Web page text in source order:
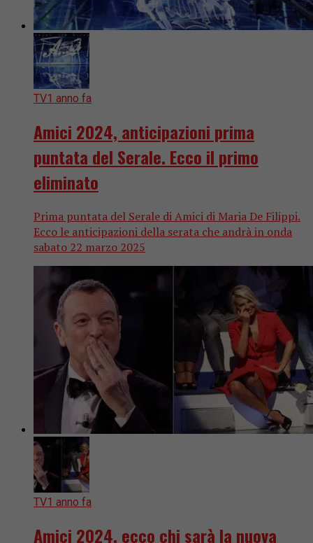
TV1 anno fa
Amici 2024, anticipazioni prima
puntata del Serale. Ecco il primo
eliminato
Prima puntata del Serale di Amici di Maria De Filippi.
Ecco le anticipazioni della serata che andrà in onda
sabato 22 marzo 2025
TV1 anno fa
Amici 2024, ecco chi sarà la nuova